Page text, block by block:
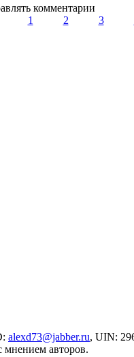
комментарии
1 2 3
alexd73@jabber.ru, UIN:
мнением авторов.